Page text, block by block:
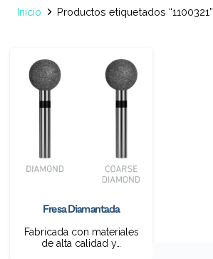
Inicio Productos etiquetados “1100321”
Fresa Diamantada
Fabricada con materiales
de alta calidad y…
Buscar